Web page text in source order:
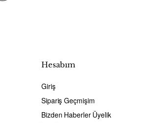
Hesabım
Giriş
Sipariş Geçmişim
Bizden Haberler Üyelik